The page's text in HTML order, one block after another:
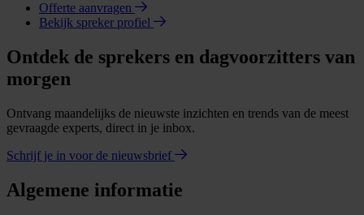
Offerte aanvragen
Bekijk spreker profiel
Ontdek de sprekers en dagvoorzitters van
morgen
Ontvang maandelijks de nieuwste inzichten en trends van de meest
gevraagde experts, direct in je inbox.
Schrijf je in voor de nieuwsbrief
Algemene informatie